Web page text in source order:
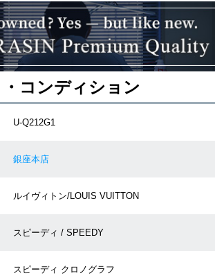
コンディション
U-Q212G1
銀座本店
ルイヴィトン/LOUIS VUITTON
スピーディ / SPEEDY
スピーディ クロノグラフ